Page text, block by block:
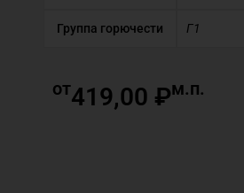
Группа горючести Г1
от419,00 ₽м.п.